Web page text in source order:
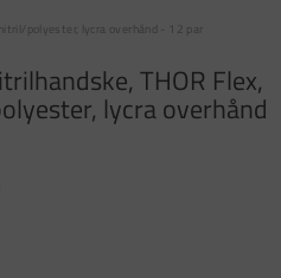
polyester, lycra overhånd - 12 par
THOR Flex,
lycra overhånd